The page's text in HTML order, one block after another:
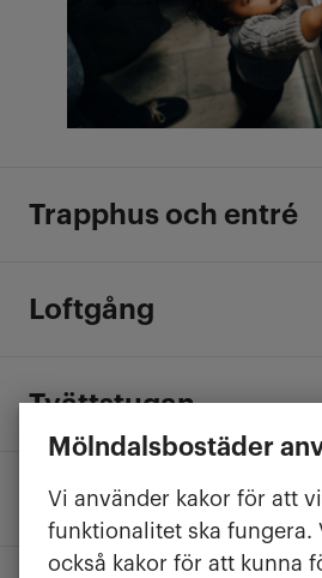
Mölndalsbostäder
Vi använder kakor för att
funktionalitet ska fungera.
också kakor för att kunna
Trapphus och entré
Loftgång
Tvättstugan
Så förvarar du